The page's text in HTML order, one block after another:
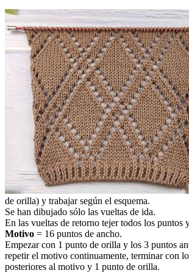
de orilla) y trabajar según el esquema.
Se han dibujado sólo las vueltas de ida.
En las vueltas de retorno tejer todos los puntos
Motivo = 16 puntos de ancho.
Empezar con 1 punto de orilla y los 3 puntos
repetir el motivo continuamente, terminar con
posteriores al motivo y 1 punto de orilla.